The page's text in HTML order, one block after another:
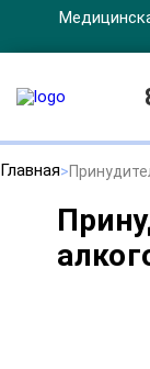
Главная